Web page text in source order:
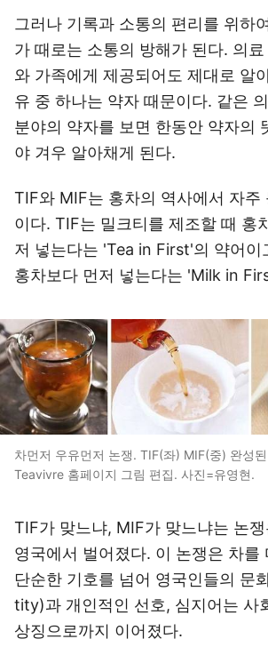
그러나 기록과 소통의 편리를 위하
가 때로는 소통의 방해가 된다. 의
와 가족에게 제공되어도 제대로 알
유 중 하나는 약자 때문이다. 같은
분야의 약자를 보면 한동안 약자의
야 겨우 알아채게 된다.
TIF와 MIF는 홍차의 역사에서 자주
이다. TIF는 밀크티를 제조할 때 홍
저 넣는다는 'Tea in First'의 약어이
홍차보다 먼저 넣는다는 'Milk in
차먼저 우유먼저 논쟁. TIF(좌) MIF(중) 완성
Teavivre 홈페이지 그림 편집. 사진=유영현.
TIF가 맞느냐, MIF가 맞느냐는 논
영국에서 벌어졌다. 이 논쟁은 차를
단순한 기호를 넘어 영국인들의 문
tity)과 개인적인 선호, 심지어는 사
상징으로까지 이어졌다.